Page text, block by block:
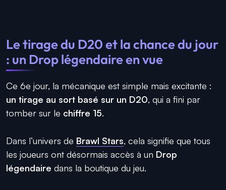
Le tirage du D20 et la chance du jour
: un Drop légendaire en vue
Ce 6e jour, la mécanique est simple mais excitante :
un tirage au sort basé sur un D20, qui a fini par
tomber sur le chiffre 15.
Dans l’univers de Brawl Stars, cela signifie que tous
les joueurs ont désormais accès à un Drop
légendaire dans la boutique du jeu.